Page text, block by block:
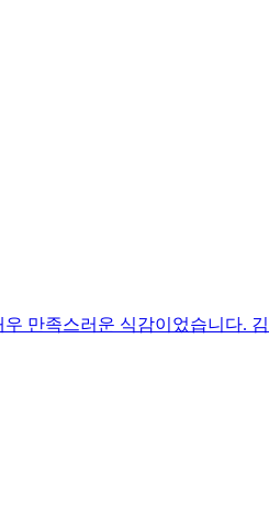
만족스러운 식감이었습니다.